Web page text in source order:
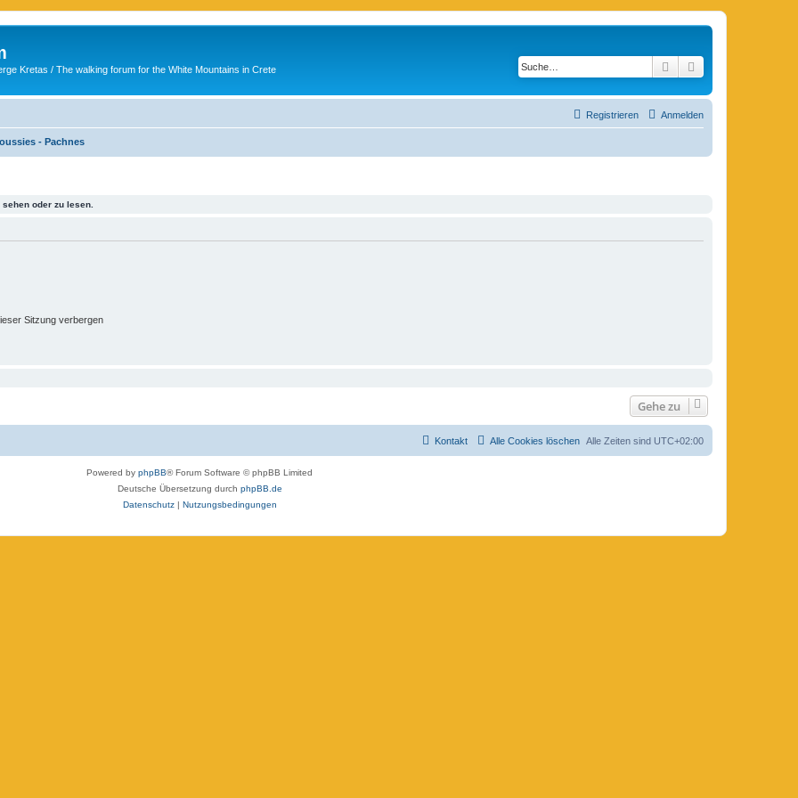
Kretas / The walking forum for the White Mountains in Crete Suche
Anmelden
Registrieren
- Pachnes
oder zu lesen.
Sitzung verbergen
Gehe zu
Alle Zeiten sind UTC+02:00
Alle Cookies löschen
Kontakt
Powered by phpBB® Forum Software © phpBB Limited
Deutsche Übersetzung durch phpBB.de
Datenschutz| Nutzungsbedingungen